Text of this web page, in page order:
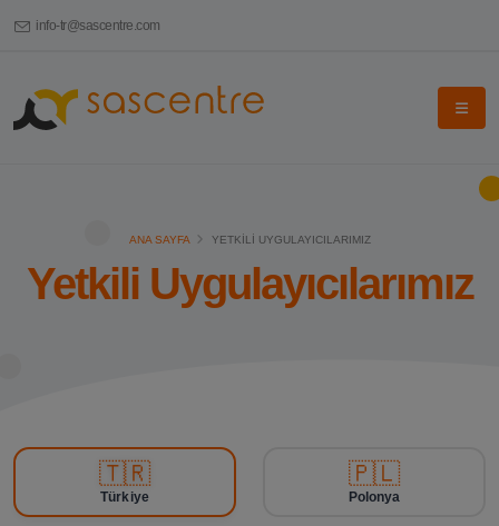
info-tr@sascentre.com
ANA SAYFA YETKILI UYGULAYICILARIMIZ
Yetkili Uygulayıcılarımız
🇹🇷
Türkiye
🇵🇱
Polonya